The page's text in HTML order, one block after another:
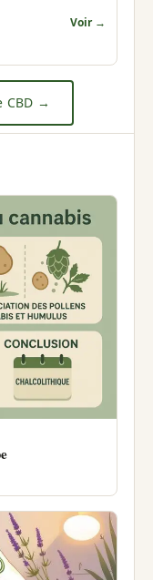
Voir →
CBD →